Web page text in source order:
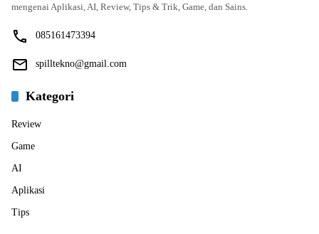
mengenai Aplikasi, AI, Review, Tips & Trik, Game, dan Sains.
085161473394
spilltekno@gmail.com
Kategori
Review
Game
AI
Aplikasi
Tips